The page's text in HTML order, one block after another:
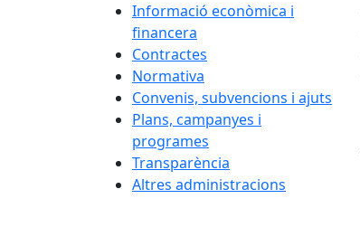
Informació econòmica i
financera
Contractes
Normativa
Convenis, subvencions i ajuts
Plans, campanyes i
programes
Transparència
Altres administracions